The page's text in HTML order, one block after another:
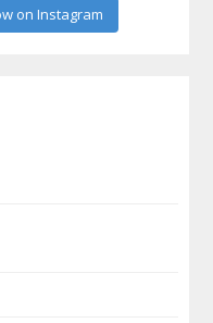
on Instagram